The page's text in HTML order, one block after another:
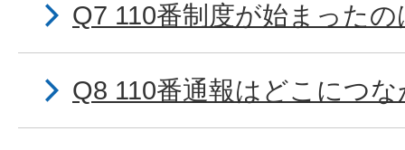
Q7 110番制度が始まった
Q8 110番通報はどこにつ